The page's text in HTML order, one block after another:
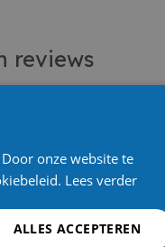
reviews
10%
Gratis
onze website te
Lees verder
ALLES ACCEPTEREN